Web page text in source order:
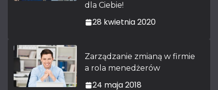
dla Ciebie!
28 kwietnia 2020
Zarządzanie zmianą w firmie
a rola menedżerów
24 maja 2018